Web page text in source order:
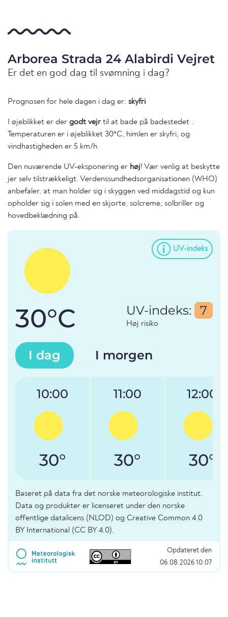
Arborea Strada 24 Alabirdi Vejret
Er det en god dag til svømning i dag?
Prognosen for hele dagen i dag er: skyfri
I øjeblikket er der godt vejr til at bade på badestedet .
Temperaturen er i øjeblikket 30°C, himlen er skyfri, og
vindhastigheden er 5 km/h.
Den nuværende UV-eksponering er høj! Vær venlig at beskytte
jer selv tilstrækkeligt. Verdenssundhedsorganisationen (WHO)
anbefaler, at man holder sig i skyggen ved middagstid og kun
opholder sig i solen med en skjorte, solcreme, solbriller og
hovedbeklædning på.
UV-indeks
30°C UV-indeks: 7
Høj risiko
I dag I morgen
10:00
30°
11:00
30°
12:00
30°
Baseret på data fra det norske meteorologiske institut.
Data og produkter er licenseret under den norske
offentlige datalicens (NLOD) og Creative Common 4.0
BY International (CC BY 4.0).
Opdateret den
06.08.2026 10:07